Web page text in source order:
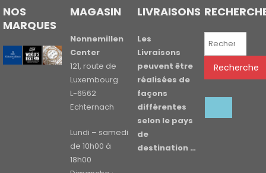
NOS
MARQUES
MAGASIN
Nonnemillen
Center
121, route de
Luxembourg
L-6562
Echternach
Lundi – samedi
de 10h00 à
18h00
LIVRAISONS
Les
Livraisons
peuvent être
réalisées de
façons
différentes
selon le pays
de
destination …
Recherche
Recherche